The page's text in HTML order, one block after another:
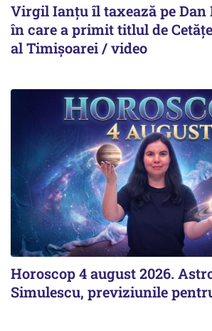
Virgil Ianțu îl taxează pe Dan
în care a primit titlul de
al Timișoarei / video
Horoscop 4 august 2026.
Simulescu, previziunile